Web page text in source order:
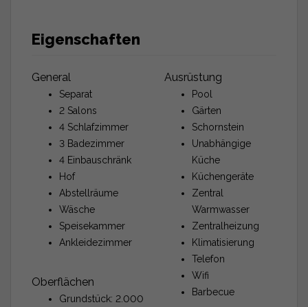
Eigenschaften
General
Separat
2 Salons
4 Schlafzimmer
3 Badezimmer
4 Einbauschränk
Hof
Abstellräume
Wäsche
Speisekammer
Ankleidezimmer
Oberflächen
Grundstück: 2.000
Ausrüstung
Pool
Gärten
Schornstein
Unabhängige
Küche
Küchengeräte
Zentral
Warmwasser
Zentralheizung
Klimatisierung
Telefon
Wifi
Barbecue